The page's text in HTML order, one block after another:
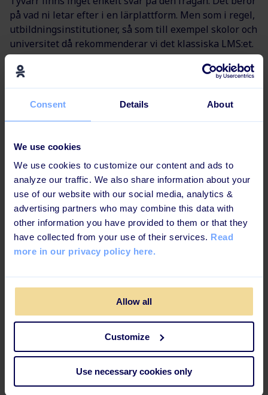
Consent Details About
We use cookies
We use cookies to customize our content and ads to
analyze our traffic. We also share information about your
use of our website with our social media, analytics &
advertising partners who may combine this data with
other information you have provided to them or that they
have collected from your use of their services. Read
more in our privacy policy here.
Allow all
Customize
Use necessary cookies only
på vad ni letar efter i en lärplattform. Men som i regel,
utbildningsinstitutioner, så som till exempel skolor och
universitet då rekommenderar vi det klassiska LMS:et.
Valet av lärplattform beror också på er personalstyrka,
har. Tänk efter: Vad behöver ni? Utforska
50 medarbetare? Då skulle LLP kunna vara värt att
Se videon nedan för att få lite större förståelse för vad
en LLP är och vad du kan göra med det.